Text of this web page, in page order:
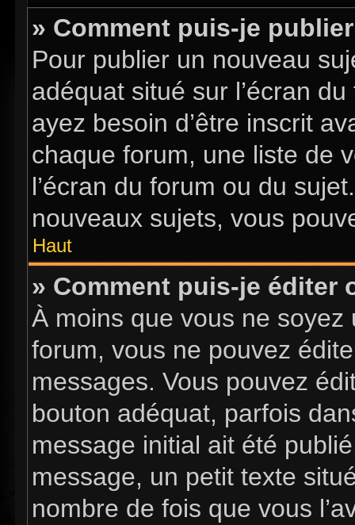
» Comment puis-je
Pour publier un nouveau
adéquat situé sur l’écran
ayez besoin d’être inscrit
chaque forum, une liste de
l’écran du forum ou du
nouveaux sujets, vous
Haut
» Comment puis-je éditer
À moins que vous ne
forum, vous ne pouvez
messages. Vous pouvez
bouton adéquat, parfois
message initial ait été
message, un petit texte
nombre de fois que vous